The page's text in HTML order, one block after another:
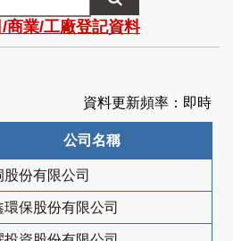
/商業/工廠登記資料
資料更新頻率：即時
公司名稱
股份有限公司
環保股份有限公司